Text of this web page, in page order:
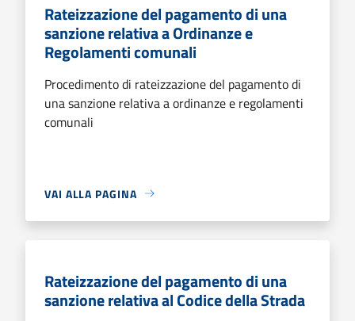
Rateizzazione del pagamento di una
sanzione relativa a Ordinanze e
Regolamenti comunali
Procedimento di rateizzazione del pagamento di
una sanzione relativa a ordinanze e regolamenti
comunali
VAI ALLA PAGINA
Rateizzazione del pagamento di una
sanzione relativa al Codice della Strada